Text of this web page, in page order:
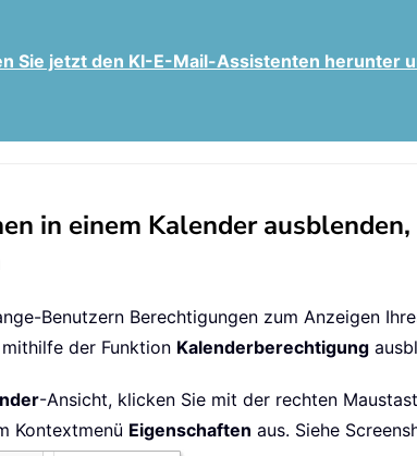
Sie jetzt den KI-E-Mail-Assistenten herunter
in einem Kalender
Benutzern Berechtigungen zum Anzeigen
der Funktion Kalenderberechtigung
-Ansicht, klicken Sie mit der rechten
Kontextmenü Eigenschaften aus. Siehe